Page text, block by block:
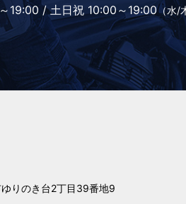
19:00 /土日祝 10:00～19:00（水/
りのき台2丁目39番地9